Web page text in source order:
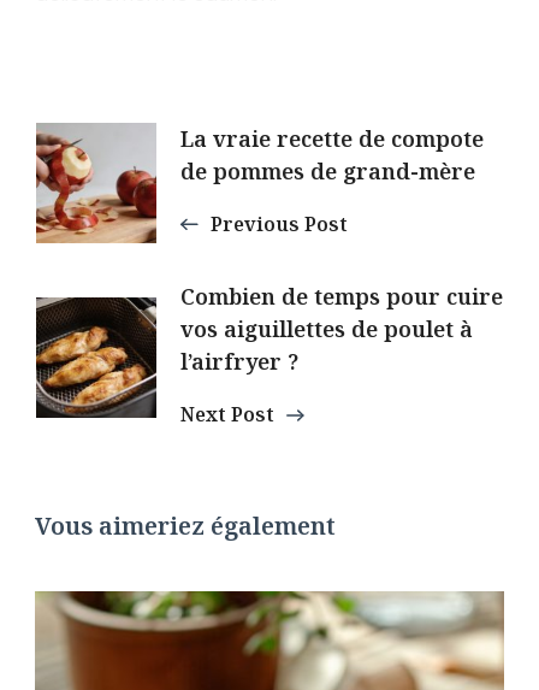
Post
Navigation
La vraie recette de compote
de pommes de grand-mère
Previous Post
Combien de temps pour cuire
vos aiguillettes de poulet à
l’airfryer ?
Next Post
Vous aimeriez également